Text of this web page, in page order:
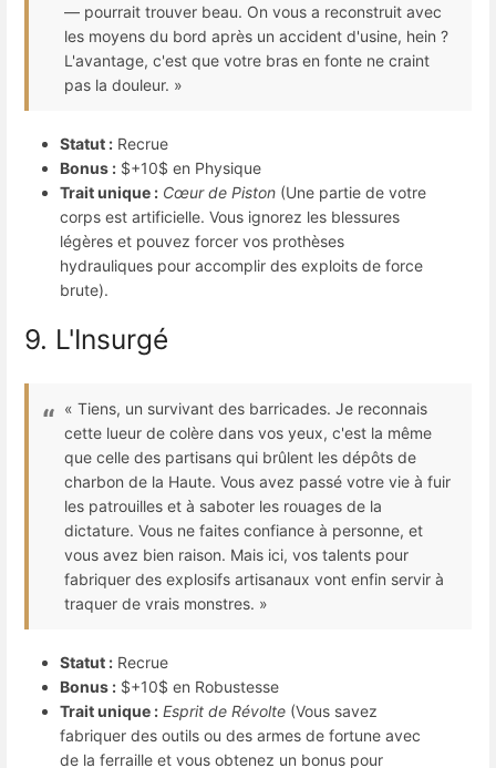
— pourrait trouver beau. On vous a reconstruit avec
les moyens du bord après un accident d'usine, hein ?
L'avantage, c'est que votre bras en fonte ne craint
pas la douleur. »
Statut : Recrue
Bonus : $+10$ en Physique
Trait unique : Cœur de Piston (Une partie de votre
corps est artificielle. Vous ignorez les blessures
légères et pouvez forcer vos prothèses
hydrauliques pour accomplir des exploits de force
brute).
9. L'Insurgé
« Tiens, un survivant des barricades. Je reconnais
cette lueur de colère dans vos yeux, c'est la même
que celle des partisans qui brûlent les dépôts de
charbon de la Haute. Vous avez passé votre vie à fuir
les patrouilles et à saboter les rouages de la
dictature. Vous ne faites confiance à personne, et
vous avez bien raison. Mais ici, vos talents pour
fabriquer des explosifs artisanaux vont enfin servir à
traquer de vrais monstres. »
Statut : Recrue
Bonus : $+10$ en Robustesse
Trait unique : Esprit de Révolte (Vous savez
fabriquer des outils ou des armes de fortune avec
de la ferraille et vous obtenez un bonus pour